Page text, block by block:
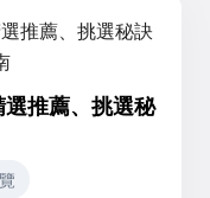
推薦、挑選秘